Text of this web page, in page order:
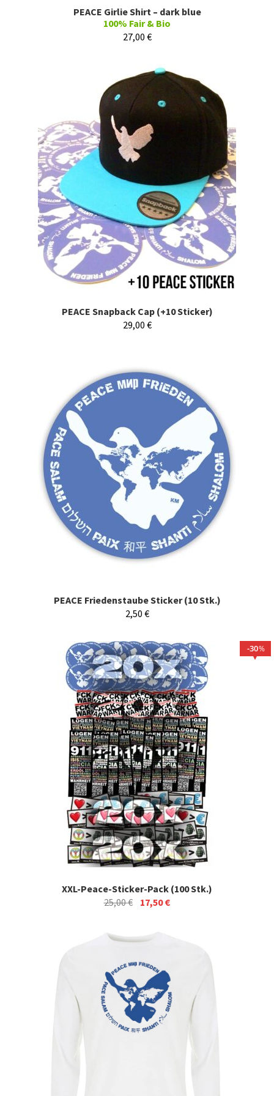
PEACE Girlie Shirt – dark blue
100% Fair & Bio
27,00 €
PEACE Snapback Cap (+10 Sticker)
29,00 €
PEACE Friedenstaube Sticker (10 Stk.)
2,50 €
%
30
XXL-Peace-Sticker-Pack (100 Stk.)
25,00€ Ursprünglicher
17,50€Aktueller